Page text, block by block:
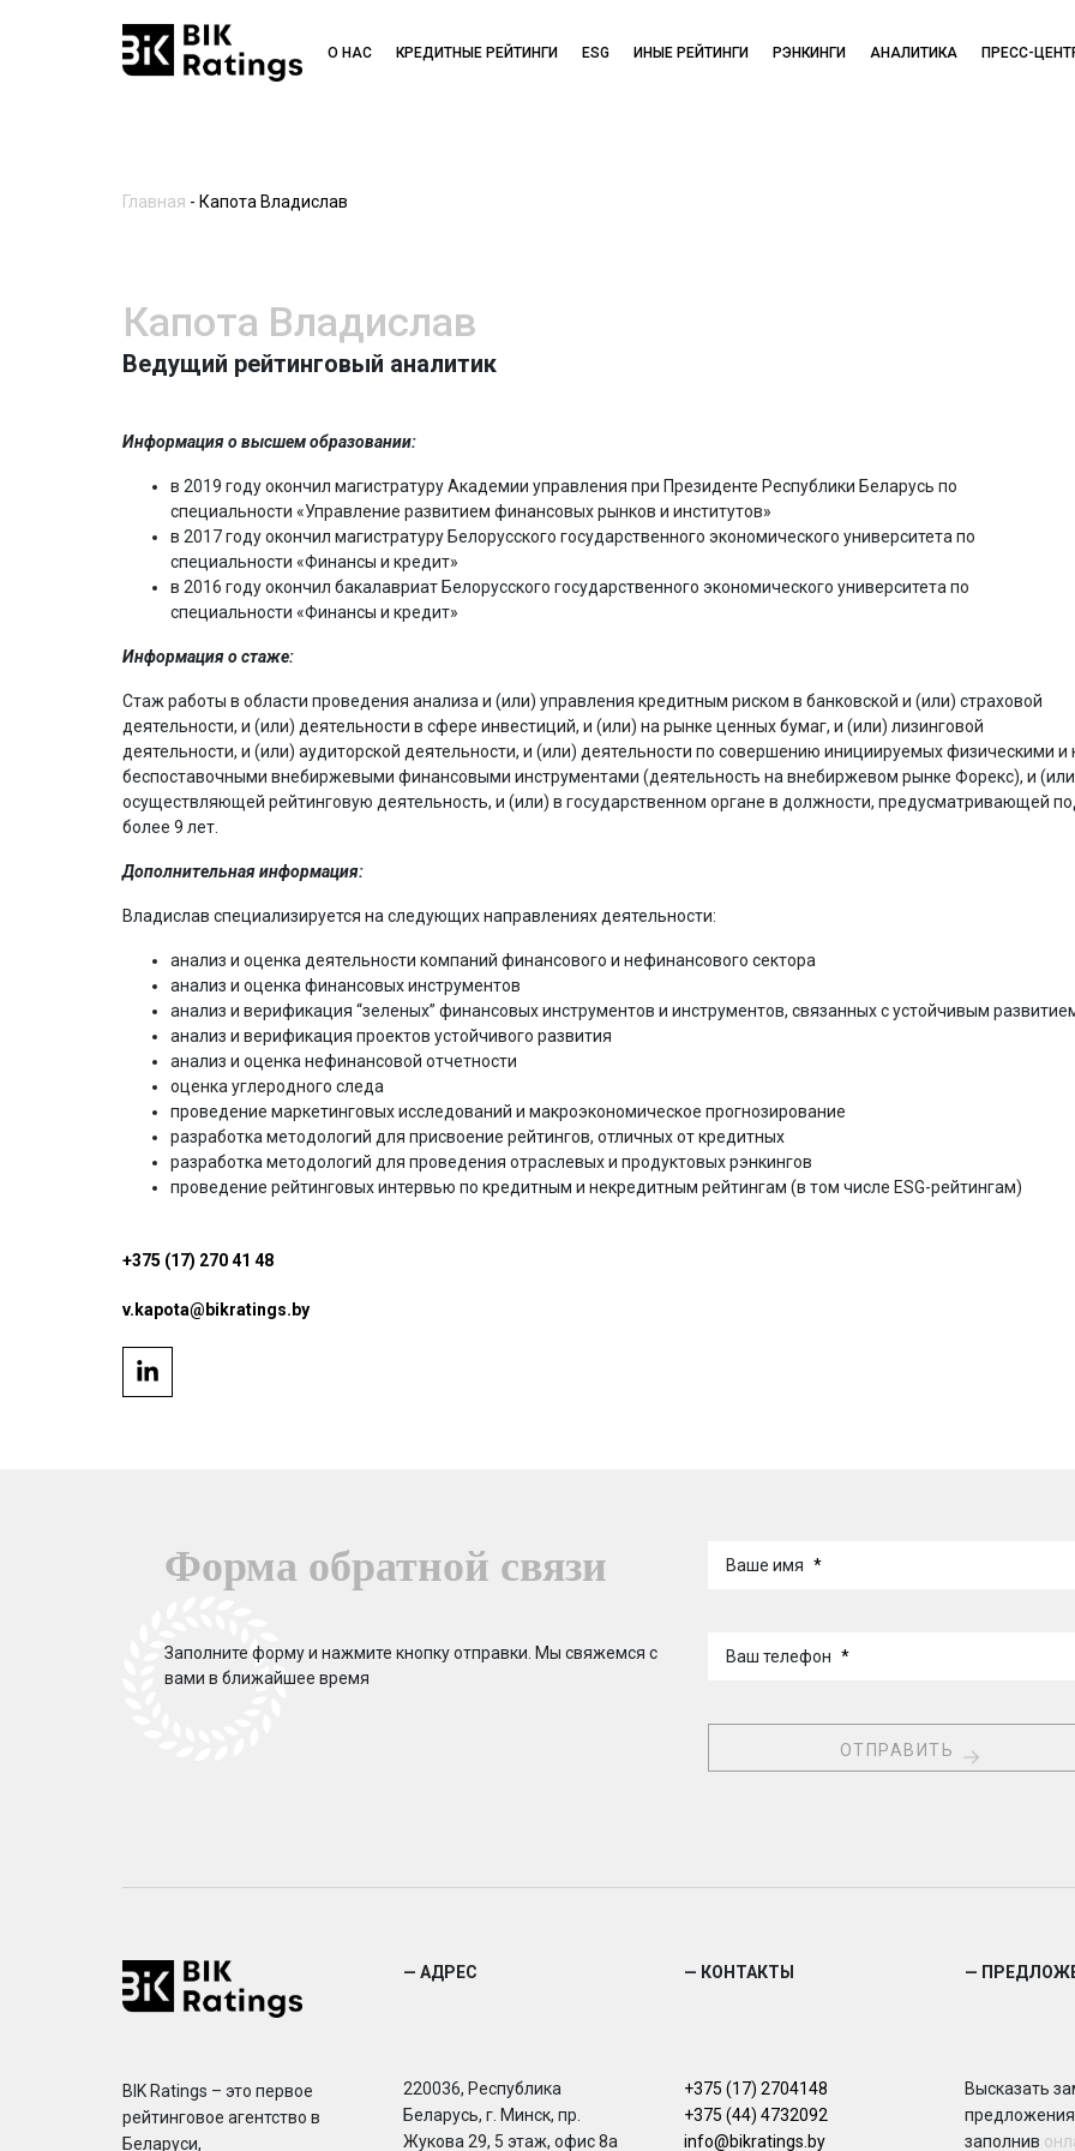
О НАС КРЕДИТНЫЕ РЕЙТИНГИ ESG ИНЫЕ РЕЙТИНГИ РЭНКИНГИ АНАЛИТИКА ПРЕСС-
Главная - Капота Владислав
Капота Владислав
Ведущий рейтинговый аналитик
Информация о высшем образовании:
в 2019 году окончил магистратуру Академии управления при Президенте Республики Беларусь по
специальности «Управление развитием финансовых рынков и институтов»
в 2017 году окончил магистратуру Белорусского государственного экономического университета по
специальности «Финансы и кредит»
в 2016 году окончил бакалавриат Белорусского государственного экономического университета по
специальности «Финансы и кредит»
Информация о стаже:
Стаж работы в области проведения анализа и (или) управления кредитным риском в банковской и (или) страховой
деятельности, и (или) деятельности в сфере инвестиций, и (или) на рынке ценных бумаг, и (или) лизинговой
деятельности, и (или) аудиторской деятельности, и (или) деятельности по совершению инициируемых физическими
беспоставочными внебиржевыми финансовыми инструментами (деятельность на внебиржевом рынке Форекс), и
осуществляющей рейтинговую деятельность, и (или) в государственном органе в должности, предусматривающей
более 9 лет.
Дополнительная информация:
Владислав специализируется на следующих направлениях деятельности:
анализ и оценка деятельности компаний финансового и нефинансового сектора
анализ и оценка финансовых инструментов
анализ и верификация “зеленых” финансовых инструментов и инструментов, связанных с устойчивым
анализ и верификация проектов устойчивого развития
анализ и оценка нефинансовой отчетности
оценка углеродного следа
проведение маркетинговых исследований и макроэкономическое прогнозирование
разработка методологий для присвоение рейтингов, отличных от кредитных
разработка методологий для проведения отраслевых и продуктовых рэнкингов
проведение рейтинговых интервью по кредитным и некредитным рейтингам (в том числе ESG-рейтингам)
+375 (17) 270 41 48
v.kapota@bikratings.by
Форма обратной связи
Заполните форму и нажмите кнопку отправки. Мы свяжемся с
вами в ближайшее время
Ваше имя *
Ваш телефон *
BIK Ratings – это первое
рейтинговое агентство в
Беларуси,
— АДРЕС
220036, Республика
Беларусь, г. Минск, пр.
Жукова 29, 5 этаж, офис 8а
— КОНТАКТЫ
+375 (17) 2704148
+375 (44) 4732092
info@bikratings.by
—
Высказать
заполнив